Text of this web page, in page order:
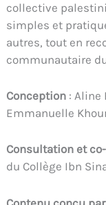
collective
simples et
autres, tout en
communautaire
Conception : Aline
Emmanuelle
Consultation et
du Collège Ibn